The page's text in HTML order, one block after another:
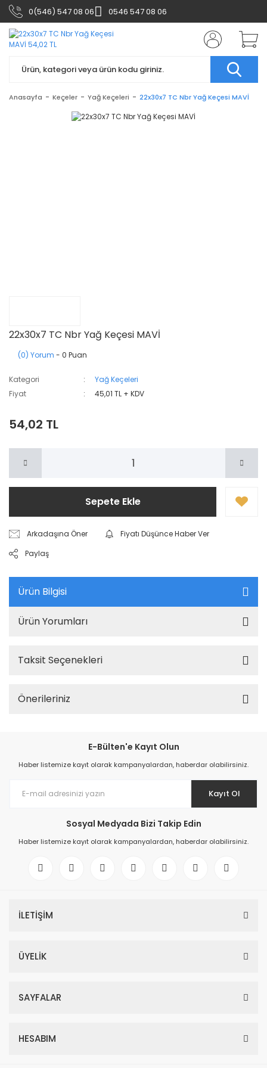
0(546) 547 08 06 0546 547 08 06
Anasayfa Keçeler Yağ Keçeleri 22x30x7 TC Nbr Yağ Keçesi MAVİ
22x30x7 TC Nbr Yağ Keçesi MAVİ
(0) Yorum - 0 Puan
Kategori
Yağ Keçeleri
Fiyat
45,01 TL + KDV
54,02 TL
Sepete Ekle
Arkadaşına Öner
Fiyatı Düşünce Haber Ver
Paylaş
Ürün Bilgisi
Ürün Yorumları
Taksit Seçenekleri
Önerileriniz
E-Bülten'e Kayıt Olun
Haber listemize kayıt olarak kampanyalardan, haberdar olabilirsiniz.
Kayıt Ol
Sosyal Medyada Bizi Takip Edin
Haber listemize kayıt olarak kampanyalardan, haberdar olabilirsiniz.
İLETİŞİM
ÜYELİK
SAYFALAR
HESABIM